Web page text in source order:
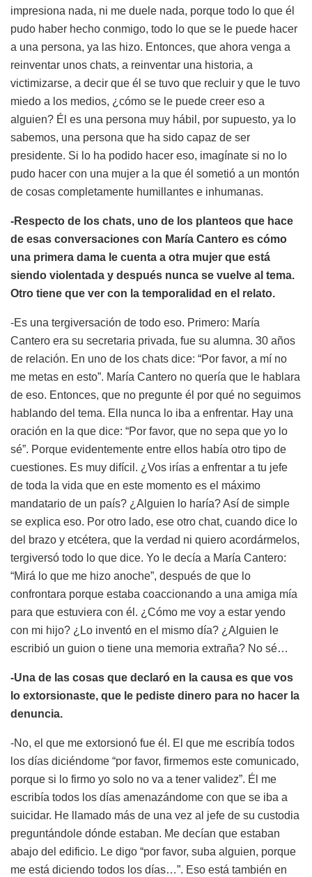
impresiona nada, ni me duele nada, porque todo lo que él
pudo haber hecho conmigo, todo lo que se le puede hacer
a una persona, ya las hizo. Entonces, que ahora venga a
reinventar unos chats, a reinventar una historia, a
victimizarse, a decir que él se tuvo que recluir y que le tuvo
miedo a los medios, ¿cómo se le puede creer eso a
alguien? Él es una persona muy hábil, por supuesto, ya lo
sabemos, una persona que ha sido capaz de ser
presidente. Si lo ha podido hacer eso, imagínate si no lo
pudo hacer con una mujer a la que él sometió a un montón
de cosas completamente humillantes e inhumanas.
-Respecto de los chats, uno de los planteos que hace
de esas conversaciones con María Cantero es cómo
una primera dama le cuenta a otra mujer que está
siendo violentada y después nunca se vuelve al tema.
Otro tiene que ver con la temporalidad en el relato.
-Es una tergiversación de todo eso. Primero: María
Cantero era su secretaria privada, fue su alumna. 30 años
de relación. En uno de los chats dice: “Por favor, a mí no
me metas en esto”. María Cantero no quería que le hablara
de eso. Entonces, que no pregunte él por qué no seguimos
hablando del tema. Ella nunca lo iba a enfrentar. Hay una
oración en la que dice: “Por favor, que no sepa que yo lo
sé”. Porque evidentemente entre ellos había otro tipo de
cuestiones. Es muy difícil. ¿Vos irías a enfrentar a tu jefe
de toda la vida que en este momento es el máximo
mandatario de un país? ¿Alguien lo haría? Así de simple
se explica eso. Por otro lado, ese otro chat, cuando dice lo
del brazo y etcétera, que la verdad ni quiero acordármelos,
tergiversó todo lo que dice. Yo le decía a María Cantero:
“Mirá lo que me hizo anoche”, después de que lo
confrontara porque estaba coaccionando a una amiga mía
para que estuviera con él. ¿Cómo me voy a estar yendo
con mi hijo? ¿Lo inventó en el mismo día? ¿Alguien le
escribió un guion o tiene una memoria extraña? No sé…
-Una de las cosas que declaró en la causa es que vos
lo extorsionaste, que le pediste dinero para no hacer la
denuncia.
-No, el que me extorsionó fue él. El que me escribía todos
los días diciéndome “por favor, firmemos este comunicado,
porque si lo firmo yo solo no va a tener validez”. Él me
escribía todos los días amenazándome con que se iba a
suicidar. He llamado más de una vez al jefe de su custodia
preguntándole dónde estaban. Me decían que estaban
abajo del edificio. Le digo “por favor, suba alguien, porque
me está diciendo todos los días…”. Eso está también en